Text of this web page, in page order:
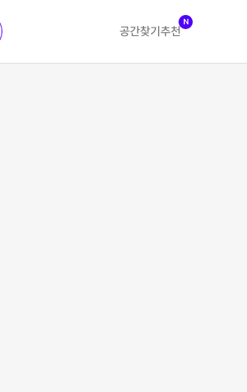
공간찾기 추천
N